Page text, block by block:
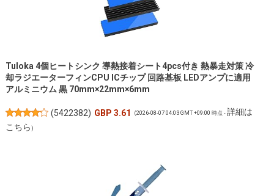
Tuloka 4個ヒートシンク 導熱接着シート4pcs付き 熱暴走対策 冷
却ラジエーターフィンCPU ICチップ 回路基板 LEDアンプに適用
アルミニウム 黒 70mm×22mm×6mm
(5422382) GBP 3.61 (2026-08-07 04:03 GMT +09:00 時点 -詳細は
こちら)